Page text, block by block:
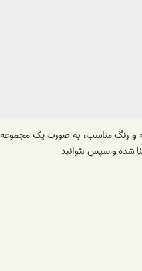
و رنگ مناسب، به صورت یک مجموعه
شده و سپس بتوانید